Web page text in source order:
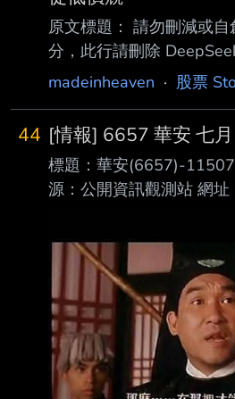
原文標題： 請勿刪減或
分，此行請刪除
價 從低價競爭轉向商業化
1-2-2 處分。
https://news.cnyes.com/
時間： 請勿張貼超過3
14:10 記者署名： 劉祥航
DeepSeek，周四 (6 日)
服務的定價
madeinheaven · 股票
44 [情報] 6657 華安 七
標題：華安(6657)-
源：公開資訊觀測站 網址
文： 本資料由 (上市公
115年07月 單位：新台幣
額 本月 614 去年同期
百分比 24.54 本年累計
增減金額 87 增減百分比
因說明 1.各項增減百分
999999.99或分母為